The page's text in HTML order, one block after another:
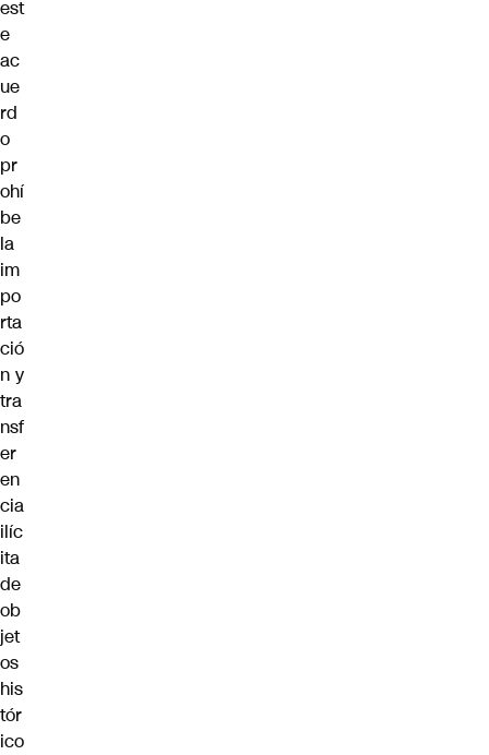
est
e
ac
ue
rd
o
pr
ohí
be
la
im
po
rta
ció
n y
tra
nsf
er
en
cia
ilíc
ita
de
ob
jet
os
his
tór
ico